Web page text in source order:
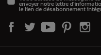
envoyer notre lettre
le lien de désabonnement